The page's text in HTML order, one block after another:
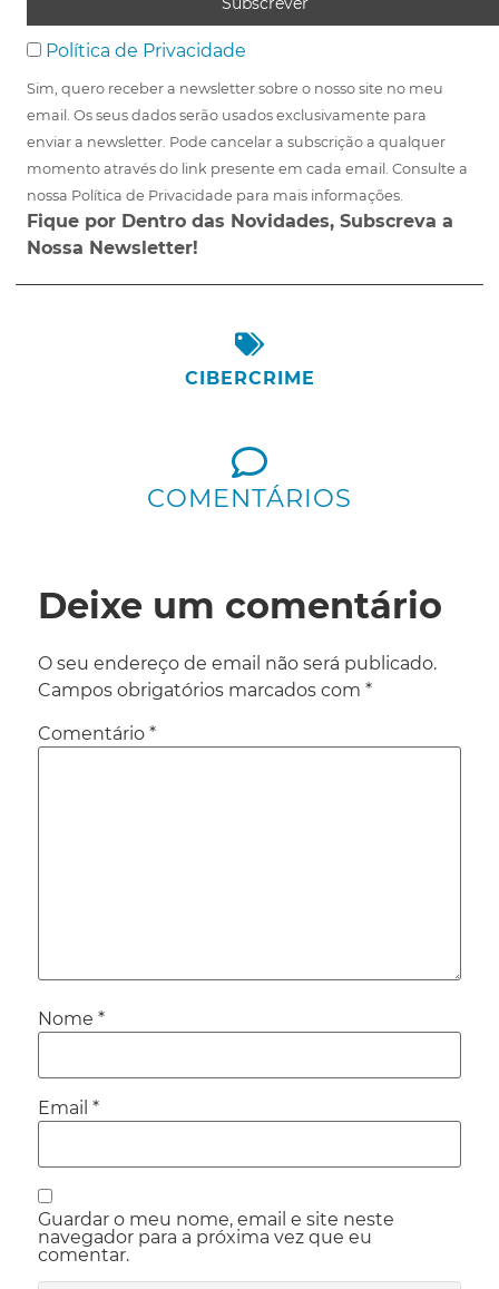
Política de Privacidade
Sim, quero receber a newsletter sobre o nosso site no meu
email. Os seus dados serão usados exclusivamente para
enviar a newsletter. Pode cancelar a subscrição a qualquer
momento através do link presente em cada email. Consulte a
nossa Política de Privacidade para mais informações.
Fique por Dentro das Novidades, Subscreva a
Nossa Newsletter!
CIBERCRIME
COMENTÁRIOS
Deixe um comentário
O seu endereço de email não será publicado.
Campos obrigatórios marcados com *
Comentário *
Nome *
Email *
Guardar o meu nome, email e site neste
navegador para a próxima vez que eu
comentar.